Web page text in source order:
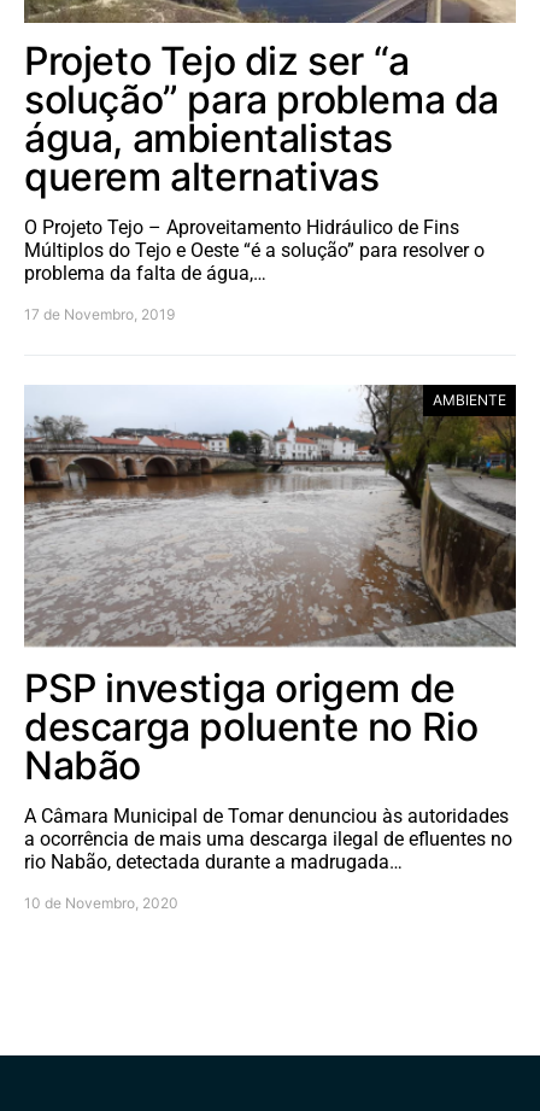
Projeto Tejo diz ser “a
solução” para problema da
água, ambientalistas
querem alternativas
O Projeto Tejo – Aproveitamento Hidráulico de Fins
Múltiplos do Tejo e Oeste “é a solução” para resolver o
problema da falta de água,…
17 de Novembro, 2019
AMBIENTE
PSP investiga origem de
descarga poluente no Rio
Nabão
A Câmara Municipal de Tomar denunciou às autoridades
a ocorrência de mais uma descarga ilegal de efluentes no
rio Nabão, detectada durante a madrugada…
10 de Novembro, 2020